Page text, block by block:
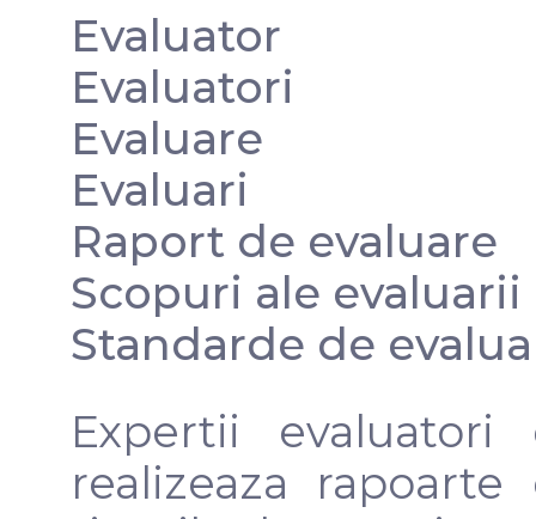
Evaluator
Evaluatori
Evaluare
Evaluari
Raport de evaluare
Scopuri ale evaluarii
Standarde de
Expertii
realizeaza